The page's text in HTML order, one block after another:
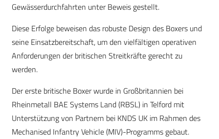
Gewässerdurchfahrten unter Beweis gestellt.
Diese Erfolge beweisen das robuste Design des Boxers und
seine Einsatzbereitschaft, um den vielfältigen operativen
Anforderungen der britischen Streitkräfte gerecht zu
werden.
Der erste britische Boxer wurde in Großbritannien bei
Rheinmetall BAE Systems Land (RBSL) in Telford mit
Unterstützung von Partnern bei KNDS UK im Rahmen des
Mechanised Infantry Vehicle (MIV)-Programms gebaut.